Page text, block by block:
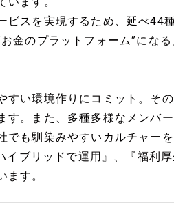
スを実現するため、延べ44
金のプラットフォーム”にな
すい環境作りにコミット。そ
す。また、多種多様なメンバ
も馴染みやすいカルチャーを
ブリッドで運用』、『福利
す。